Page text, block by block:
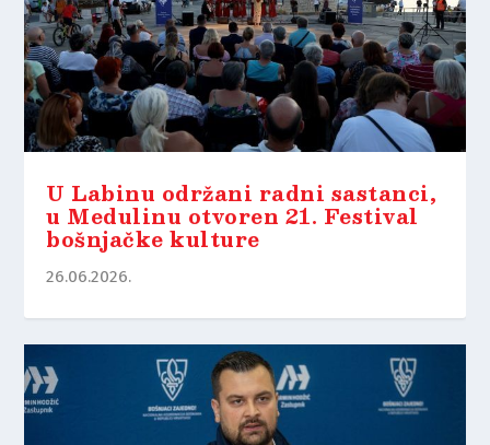
U Labinu održani radni sastanci,
u Medulinu otvoren 21. Festival
bošnjačke kulture
26.06.2026.